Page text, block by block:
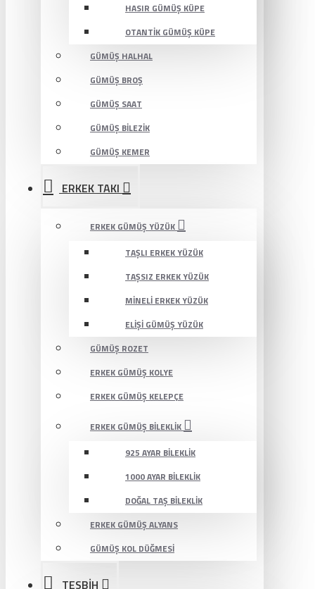
HASIR GÜMÜŞ KÜPE
OTANTIK GÜMÜŞ KÜPE
GÜMÜŞ HALHAL
GÜMÜŞ BROŞ
GÜMÜŞ SAAT
GÜMÜŞ BILEZIK
GÜMÜŞ KEMER
ERKEK TAKI
ERKEK GÜMÜŞ YÜZÜK
TAŞLI ERKEK YÜZÜK
TAŞSIZ ERKEK YÜZÜK
MINELI ERKEK YÜZÜK
ELIŞI GÜMÜŞ YÜZÜK
GÜMÜŞ ROZET
ERKEK GÜMÜŞ KOLYE
ERKEK GÜMÜŞ KELEPÇE
ERKEK GÜMÜŞ BILEKLIK
925 AYAR BILEKLIK
1000 AYAR BILEKLIK
DOĞAL TAŞ BILEKLIK
ERKEK GÜMÜŞ ALYANS
GÜMÜŞ KOL DÜĞMESI
TESBİH